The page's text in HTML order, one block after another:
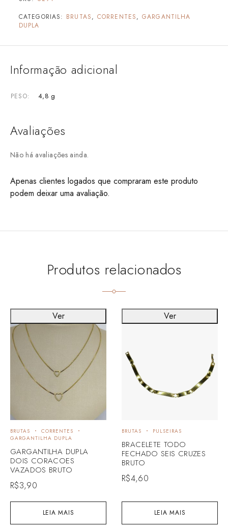
CATEGORIAS: BRUTAS, CORRENTES, GARGANTILHA
DUPLA
Informação adicional
PESO 4,8 g
Avaliações
Não há avaliações ainda.
Apenas clientes logados que compraram este produto
podem deixar uma avaliação.
Produtos relacionados
LEIA MAIS
BRUTAS
CORRENTES
GARGANTILHA DUPLA
GARGANTILHA DUPLA
DOIS CORACOES
VAZADOS BRUTO
R$3,90
Ver
LEIA MAIS
BRUTAS PULSEIRAS
BRACELETE TODO
FECHADO SEIS CRUZES
BRUTO
R$4,60
Ver